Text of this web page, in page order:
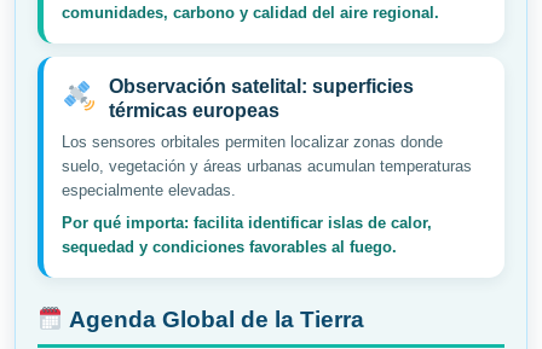
comunidades, carbono y calidad del aire regional.
Observación satelital: superficies
térmicas europeas
Los sensores orbitales permiten localizar zonas donde
suelo, vegetación y áreas urbanas acumulan temperaturas
especialmente elevadas.
Por qué importa: facilita identificar islas de calor,
sequedad y condiciones favorables al fuego.
Agenda Global de la Tierra